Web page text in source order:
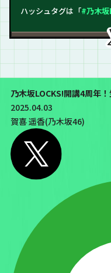
ハッシュタグは「#乃木
乃木坂LOCKS!開講4周年
2025.04.03
賀喜 遥香(乃木坂46)